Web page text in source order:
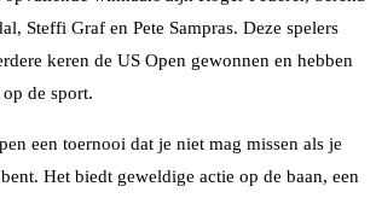
Steffi Graf en Pete Sampras. Deze spelers
keren de US Open gewonnen en hebben
de sport.
een toernooi dat je niet mag missen als je
Het biedt geweldige actie op de baan, een